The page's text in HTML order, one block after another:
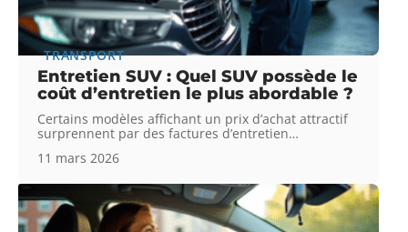
TRANSPORT
Entretien SUV : Quel SUV possède le
coût d’entretien le plus abordable ?
Certains modèles affichant un prix d’achat attractif
surprennent par des factures d’entretien…
11 mars 2026